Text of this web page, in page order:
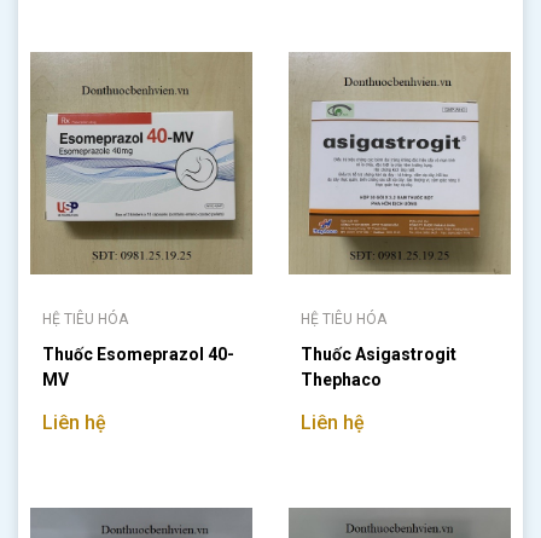
HỆ TIÊU HÓA
Thuốc Esomeprazol 40-
MV
Liên hệ
HỆ TIÊU HÓA
Thuốc Asigastrogit
Thephaco
Liên hệ